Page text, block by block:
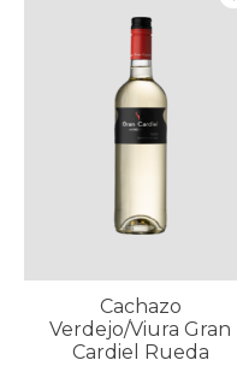
Cachazo
Verdejo/Viura Gran
Cardiel Rueda